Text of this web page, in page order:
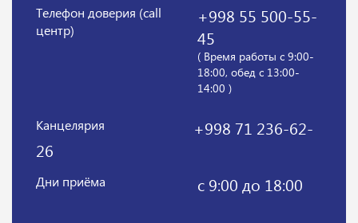
Телефон доверия (call
центр)
+998 55 500-55-
45
( Время работы с 9:00-
18:00, обед с 13:00-
14:00 )
Канцелярия
+998 71 236-62-
26
Дни приёма с 9:00 до 18:00